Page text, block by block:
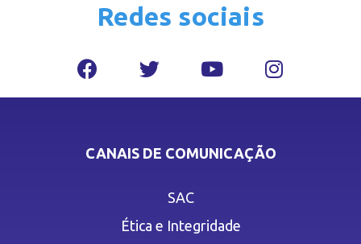
Redes sociais
CANAIS DE COMUNICAÇÃO
SAC
Ética e Integridade